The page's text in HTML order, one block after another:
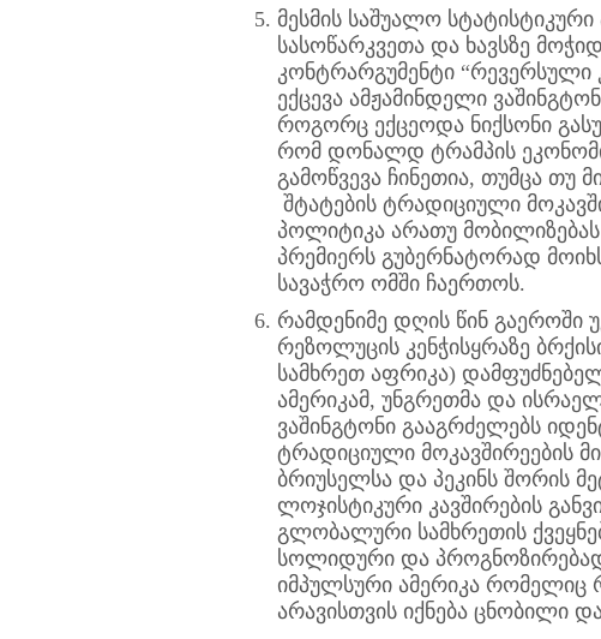
მესმის საშუალო
სასოწარკვეთა და ხავსზე
კონტრარგუმენტი “რევერსული
ექცევა ამჟამინდელი
როგორც ექცეოდა ნიქსონი
რომ დონალდ ტრამპის
გამოწვევა ჩინეთია, თუმცა თუ
შტატების ტრადიციული
პოლიტიკა არათუ
პრემიერს გუბერნატორად
სავაჭრო ომში ჩაერთოს.
რამდენიმე დღის წინ გაეროში
რეზოლუცის კენჭისყრაზე
სამხრეთ აფრიკა)
ამერიკამ, უნგრეთმა და
ვაშინგტონი გააგრძელებს
ტრადიციული მოკავშირეების
ბრიუსელსა და პეკინს შორის
ლოჯისტიკური კავშირების
გლობალური სამხრეთის
სოლიდური და
იმპულსური ამერიკა რომელიც
არავისთვის იქნება ცნობილი